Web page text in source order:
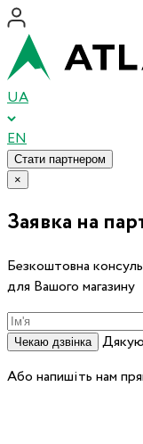
UA
EN
Стати партнером
×
Заявка на
Безкоштовна
для Вашого магазину
Чекаю дзвінка
Або напишіть нам